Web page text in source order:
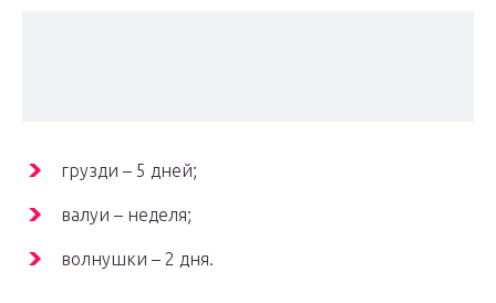
грузди – 5 дней;
валуи – неделя;
волнушки – 2 дня.